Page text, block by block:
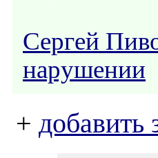
Сергей
нарушении
+ добавить